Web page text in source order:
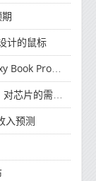
计的鼠标
360笔记本电脑
需求将增强
入预测